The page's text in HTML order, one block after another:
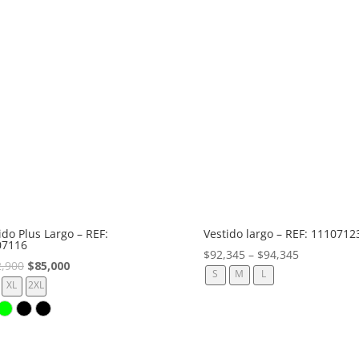
Plus Largo – REF:
El
precio
original
era:
$85,000El
XL 2XL
Vestido largo – REF:
$92,345– $94,345
S M L